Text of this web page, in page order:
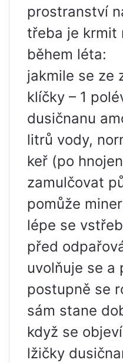
prostranství
třeba je krmit
během léta:
jakmile se ze
klíčky – 1
dusičnanu
litrů vody,
keř (po
zamulčovat
pomůže
lépe se
před
uvolňuje se a
postupně se
sám stane
když se
lžičky